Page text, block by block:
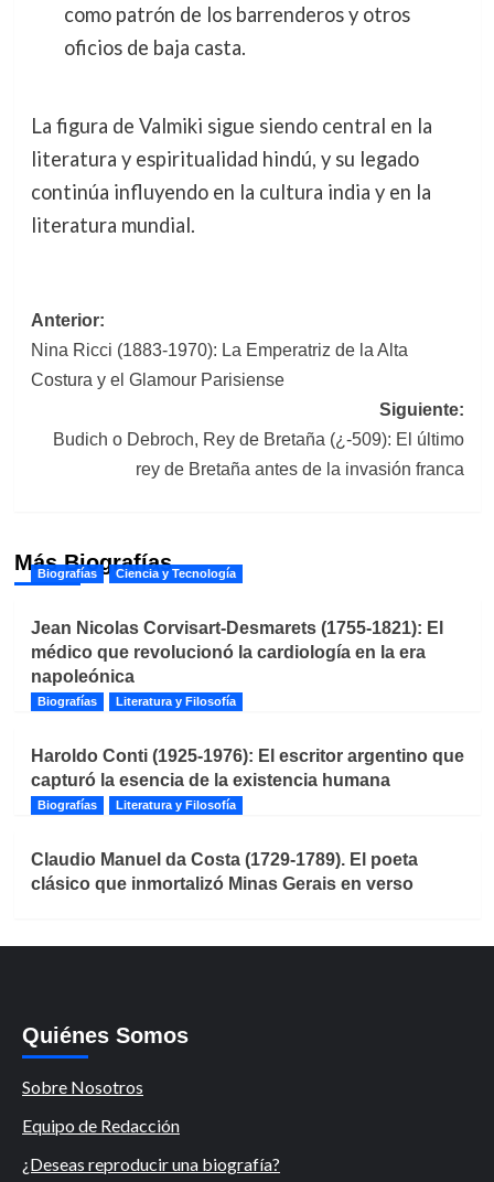
como patrón de los barrenderos y otros
oficios de baja casta.
La figura de Valmiki sigue siendo central en la
literatura y espiritualidad hindú, y su legado
continúa influyendo en la cultura india y en la
literatura mundial.
Navegación
de
entradas
Anterior:
Nina Ricci (1883-1970): La Emperatriz de la Alta
Costura y el Glamour Parisiense
Siguiente:
Budich o Debroch, Rey de Bretaña (¿-509): El último
rey de Bretaña antes de la invasión franca
Más Biografías
Biografías Ciencia y Tecnología
Jean Nicolas Corvisart-Desmarets (1755-1821): El
médico que revolucionó la cardiología en la era
napoleónica
Biografías Literatura y Filosofía
Haroldo Conti (1925-1976): El escritor argentino que
capturó la esencia de la existencia humana
Biografías Literatura y Filosofía
Claudio Manuel da Costa (1729-1789). El poeta
clásico que inmortalizó Minas Gerais en verso
Quiénes Somos
Sobre Nosotros
Equipo de Redacción
¿Deseas reproducir una biografía?